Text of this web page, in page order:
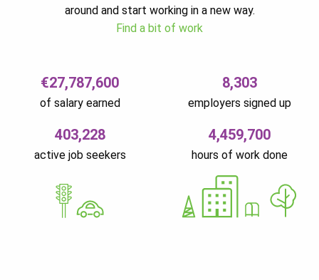
around and start working in a new way.
Find a bit of work
€27,787,600
of salary earned
8,303
employers signed up
403,228
active job seekers
4,459,700
hours of work done